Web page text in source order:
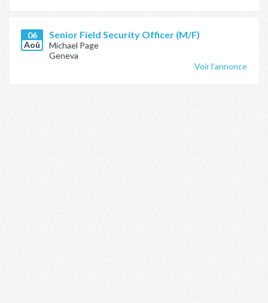
06
Aoû
Senior Field Security Officer (M/F)
Michael Page
Geneva
Voir l'annonce